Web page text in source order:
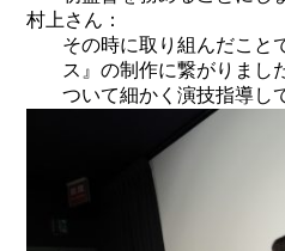
村上さん：
その時に取り組んだこと
ス』の制作に繋がりまし
ついて細かく演技指導し